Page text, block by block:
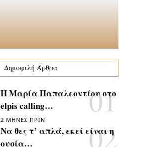
Δημοφιλή Άρθρα
Η Μαρία Παπαλεοντίου στο
elpis calling…
2 ΜΉΝΕΣ ΠΡΙΝ
Να θες τ’ απλά, εκεί είναι η
ουσία…